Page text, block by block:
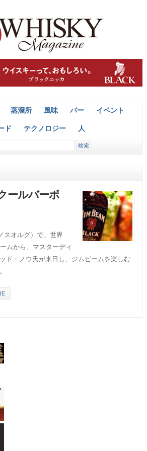
蒸溜所 風味 バー イベント
ド テクノロジー 人
ールバーボ
スオルグ）で、世界
ムから、マスターディ
ド・ノウ氏が来日し、ジムビームを楽しむ